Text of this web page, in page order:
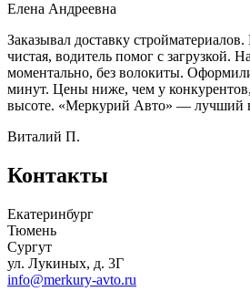
Елена Андреевна
Заказывал доставку
чистая, водитель помог с загрузкой.
моментально, без волокиты.
минут. Цены ниже, чем у
высоте. «Меркурий Авто» — лучший
Виталий П.
Контакты
Екатеринбург
Тюмень
Сургут
ул. Лукиных, д. 3Г
info@merkury-avto.ru